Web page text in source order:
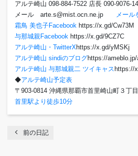
アルテ崎山 098-884-7522 店長 090-9076-
メール arte.s@mist.ocn.ne.jp
メール
霜鳥 美也子Facebook https://x.gd/Cw73M
与那城親Facebook https://x.gd/9CZ7C
アルテ崎山・TwitterXhttps://x.gd/yMSKj
アルテ崎山 sindiのブログhttps://
アルテ崎山 与那城親二 ツイキャス https://
◆アルテ崎山予定表
〒903-0814 沖縄県那覇市首里崎山町３丁
首里駅より徒歩10分
chevron_left 前の日記